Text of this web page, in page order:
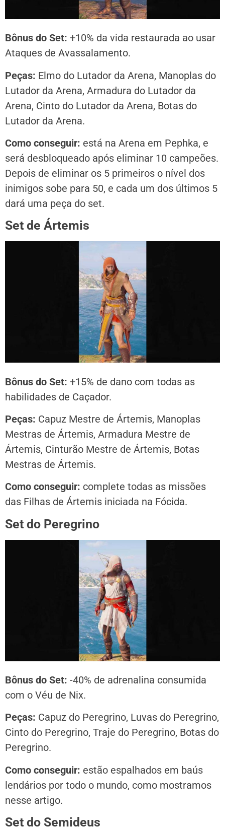
Bônus do Set: +10% da vida restaurada ao usar
Ataques de Avassalamento.
Peças: Elmo do Lutador da Arena, Manoplas do
Lutador da Arena, Armadura do Lutador da
Arena, Cinto do Lutador da Arena, Botas do
Lutador da Arena.
Como conseguir: está na Arena em Pephka, e
será desbloqueado após eliminar 10 campeões.
Depois de eliminar os 5 primeiros o nível dos
inimigos sobe para 50, e cada um dos últimos 5
dará uma peça do set.
Set de Ártemis
Bônus do Set: +15% de dano com todas as
habilidades de Caçador.
Peças: Capuz Mestre de Ártemis, Manoplas
Mestras de Ártemis, Armadura Mestre de
Ártemis, Cinturão Mestre de Ártemis, Botas
Mestras de Ártemis.
Como conseguir: complete todas as missões
das Filhas de Ártemis iniciada na Fócida.
Set do Peregrino
Bônus do Set: -40% de adrenalina consumida
com o Véu de Nix.
Peças: Capuz do Peregrino, Luvas do Peregrino,
Cinto do Peregrino, Traje do Peregrino, Botas do
Peregrino.
Como conseguir: estão espalhados em baús
lendários por todo o mundo, como mostramos
nesse artigo.
Set do Semideus